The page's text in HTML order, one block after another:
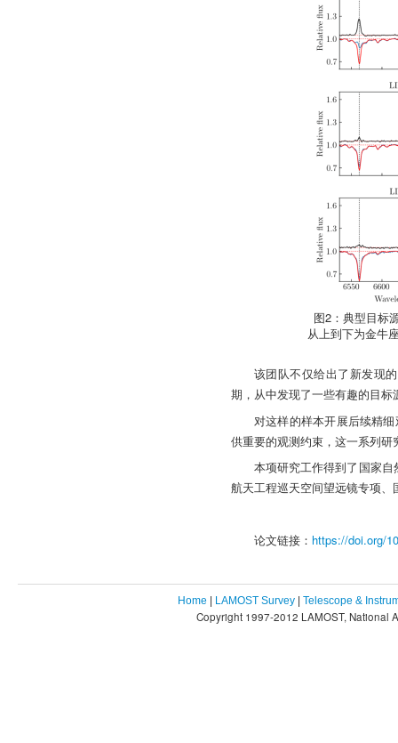
图2：典型目标
从上到下为金牛
该团队不仅给出了新发现
期，从中发现了一些有趣的目
对这样的样本开展后续精
供重要的观测约束，这一系列
本项研究工作得到了国家自
航天工程巡天空间望远镜专项
论文链接： https://doi.org/
Home | LAMOST Survey | Telescope &
Copyright 1997-2012 LAMOST, National